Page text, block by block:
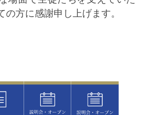
の方に感謝申し上げます。